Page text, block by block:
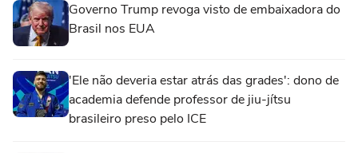
Governo Trump revoga visto de embaixadora do
Brasil nos EUA
'Ele não deveria estar atrás das grades': dono de
academia defende professor de jiu-jítsu
brasileiro preso pelo ICE